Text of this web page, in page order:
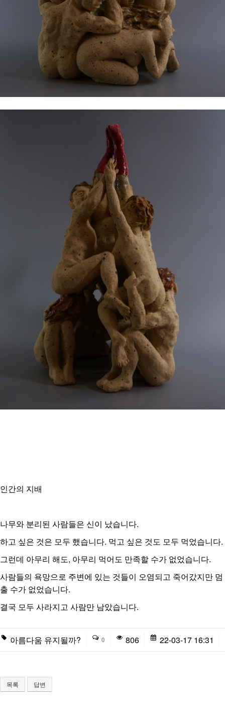
인간의 지배
나무와 분리된 사람들은 신이 났습니다.
하고 싶은 것은 모두 했습니다. 먹고 싶은 것도 모두 먹었습니다.
그런데 아무리 해도, 아무리 먹어도 만족할 수가 없었습니다.
사람들의 욕망으로 주변에 있는 것들이 오염되고 죽어갔지만 멈
출 수가 없었습니다.
결국 모두 사라지고 사람만 남았습니다.
아름다움 유지될까? 0 806 22-03-17 16:31
목록 답변